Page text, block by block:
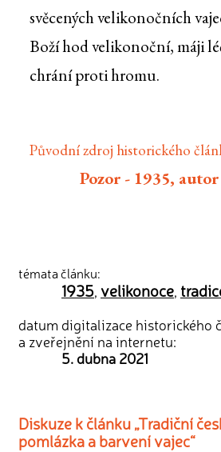
svěcených velikonočních
Boží hod velikonoční, máji
chrání proti hromu.
Původní zdroj historického
Pozor - 1935,
témata článku:
1935 velikonoce
datum digitalizace historického
a zveřejnění na internetu:
5. dubna 2021
Diskuze k článku „Tradiční
pomlázka a barvení vajec“